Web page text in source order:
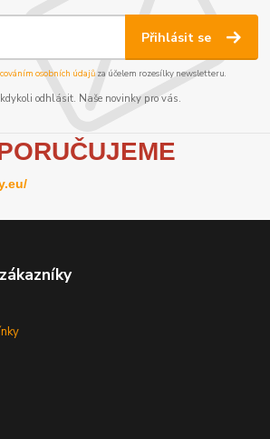
Přihlásit se
osobních údajůza účelem rozesílky newsletteru.
kdykoli odhlásit. Naše novinky pro vás.